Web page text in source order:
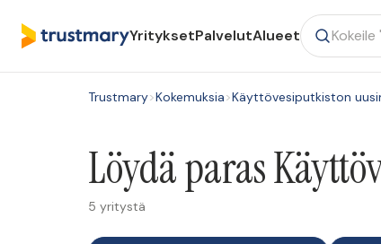
YrityksetPalvelutAlueet
Trustmary>Kokemuksia>Käyttövesiputkiston
Löydä paras
5 yritystä